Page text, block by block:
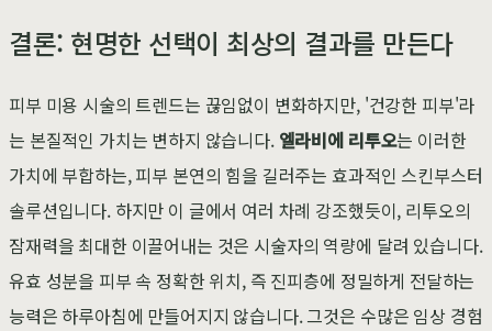
결론: 현명한 선택이 최상의 결과를 만든다
피부 미용 시술의 트렌드는 끊임없이 변화하지만, '건강한 피부'라
는 본질적인 가치는 변하지 않습니다. 엘라비에 리투오는 이러한
가치에 부합하는, 피부 본연의 힘을 길러주는 효과적인 스킨부스터
솔루션입니다. 하지만 이 글에서 여러 차례 강조했듯이, 리투오의
잠재력을 최대한 이끌어내는 것은 시술자의 역량에 달려 있습니다.
유효 성분을 피부 속 정확한 위치, 즉 진피층에 정밀하게 전달하는
능력은 하루아침에 만들어지지 않습니다. 그것은 수많은 임상 경험